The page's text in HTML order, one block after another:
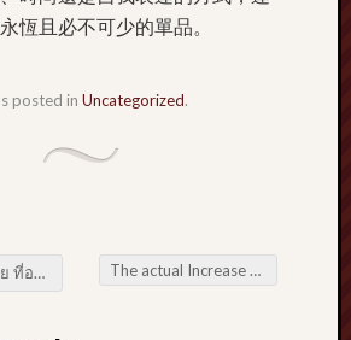
恆且必不可少的單品。
posted in Uncategorized.
มพันฟุตบอล The actual Increase as well as Development associated with Online Betting